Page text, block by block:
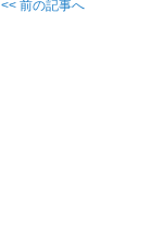
<< 前の記事へ